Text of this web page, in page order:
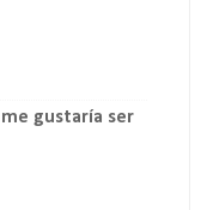
gustaría ser